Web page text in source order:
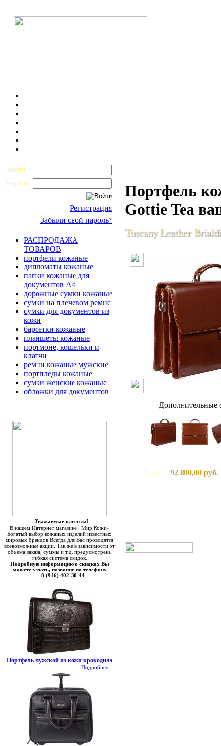
логин
пароль
Регистрация
Забыли свой пароль?
РАСПРОДАЖА
ТОВАРОВ
портфели кожаные
дипломаты кожаные
папки кожаные для
документов А4
дорожные сумки кожаные
сумки на плечевом ремне
сумки для документов из
кожи
барсетки кожаные
планшеты кожаные
портмоне, кошельки и
клатчи
ремни кожаные мужские
портпледы кожаные
сумки женские кожаные
обложки для документов
Уважаемые клиенты!
В нашем Интернет магазине «Мир Кожи»
Богатый выбор кожаных изделий известных
мировых брендов.Всегда для Вас проводятся
всевозможные акции. Так же в зависимости от
объема заказа, суммы и т.д. предусмотрена
гибкая система скидок.
Подробную информацию о скидках Вы
можете узнать, позвонив по телефону
8 (916) 402-30-44
Портфель мужской из кожи крокодила
Подробнее...
Портфель
Gottie Tea
Дополнительные
Цена: 92 800,00 руб.